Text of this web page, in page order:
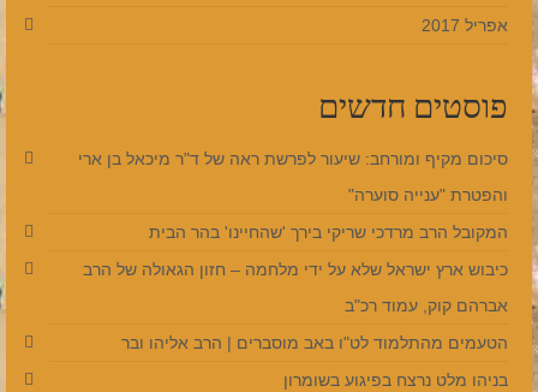
אפריל 2017
פוסטים חדשים
סיכום מקיף ומורחב: שיעור לפרשת ראה של ד"ר מיכאל בן ארי
והפטרת "ענייה סוערה"
המקובל הרב מרדכי שריקי בירך 'שהחיינו' בהר הבית
כיבוש ארץ ישראל שלא על ידי מלחמה – חזון הגאולה של הרב
אברהם קוק, עמוד רכ"ב
הטעמים מהתלמוד לט"ו באב מוסברים | הרב אליהו ובר
בניהו מלט נרצח בפיגוע בשומרון